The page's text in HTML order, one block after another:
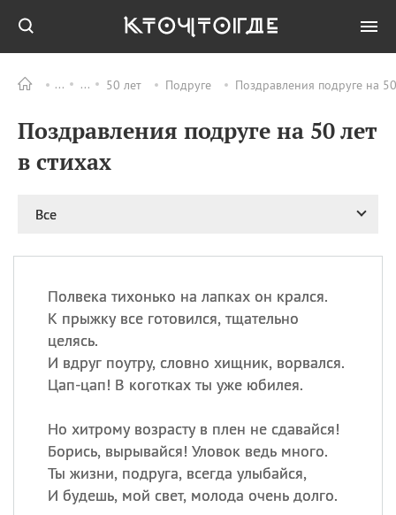
50 лет Подруге Поздравления подруге на
Поздравления подруге на 50 лет
в стихах
Все
Полвека тихонько на лапках он крался.
К прыжку все готовился, тщательно
целясь.
И вдруг поутру, словно хищник, ворвался.
Цап-цап! В коготках ты уже юбилея.
Но хитрому возрасту в плен не сдавайся!
Борись, вырывайся! Уловок ведь много.
Ты жизни, подруга, всегда улыбайся,
И будешь, мой свет, молода очень долго.
ПРАЗДНИКИ Все
09.08 День памяти жертв
атомной
день
рисового пудинга
09.08 День Дымняшки
ИМЕНА
Сегодня празднуют именины
Сергей, Теодор,